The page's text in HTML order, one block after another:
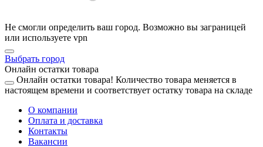
Не смогли определить ваш город. Возможно вы заграницей
или используете vpn
Выбрать город
Онлайн остатки товара
Онлайн остатки товара! Количество товара меняется в
настоящем времени и соответствует остатку товара на складе
О компании
Оплата и доставка
Контакты
Вакансии